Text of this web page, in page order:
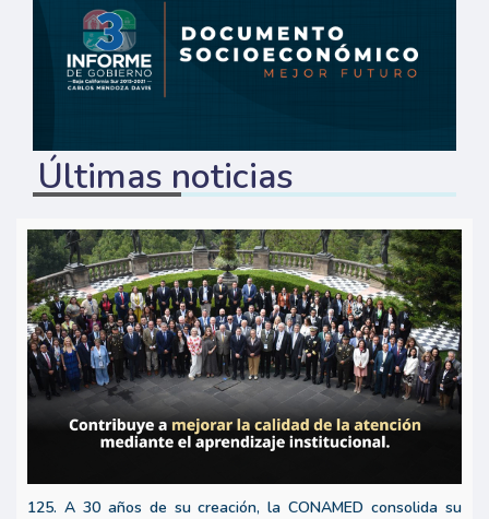
Últimas noticias
125. A 30 años de su creación, la CONAMED consolida su